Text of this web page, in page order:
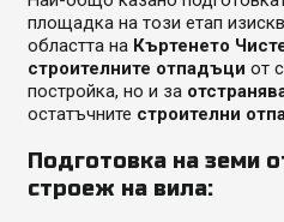
площадка на този етап
областта на Къртенето
строителните отпадъци от
постройка, но и за
остатъчните строителни
Подготовка на земи
строеж на вила: